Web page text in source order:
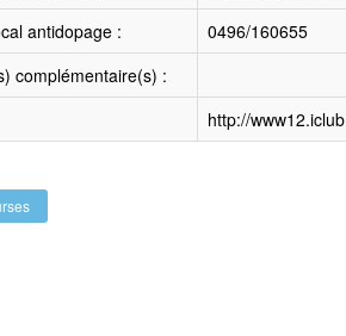
antidopage :
0496/160655
complémentaire(s) :
http://